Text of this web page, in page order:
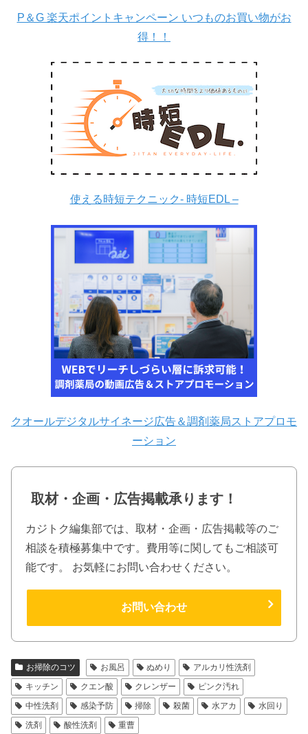
P＆G 楽天ポイントキャンペーン いつものお買い物がお
得！！
使える時短テクニック- 時短EDL –
クオールデジタルサイネージ広告＆調剤薬局ストアプロモ
ーション
取材・企画・広告掲載承ります！
カジトク編集部では、取材・企画・広告掲載等のご
相談を積極募集中です。費用等に関してもご相談可
能です。 お気軽にお問い合わせください。
お問い合わせ
お掃除のコツ お風呂 ぬめり
アルカリ性洗剤
キッチン
クエン酸 クレンザー
ピンク汚れ
中性洗剤
感染予防 掃除 殺菌 水アカ
水回り
洗剤
酸性洗剤 重曹